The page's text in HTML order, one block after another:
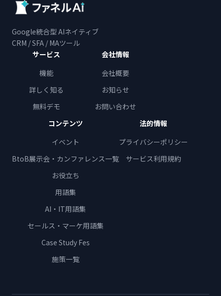
Google統合型 AIネイティブ
CRM / SFA / MAツール
サービス
機能
詳しく知る
無料デモ
会社情報
会社概要
お知らせ
お問い合わせ
コンテンツ
イベント
BtoB展示会・カンファレンス一覧
お役立ち
用語集
AI・IT用語集
セールス・マーケ用語集
Case Study Fes
施策一覧
法的情報
プライバシーポリシー
サービス利用規約